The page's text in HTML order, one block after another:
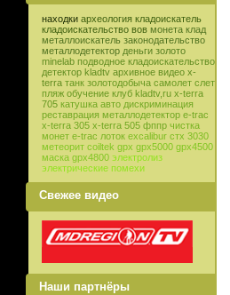
находки археология кладоискатель
кладоискательство вов монета клад
металлоискатель законодательство
металлодетектор деньги золото
minelab подводное кладоискательство
детектор kladtv архивное видео x-
terra танк золотодобыча самолет слет
пляж обучение клуб kladtv,ru x-terra
705 катушка авто дискриминация
реставрация металлодетектор e-trac
x-terra 305 x-terra 505 фппр чистка
монет e-trac лоток excalibur стх 3030
метеорит coiltek gpx gpx5000 gpx4500
маска gpx4800 электролиз
электрические помехи
Свежее видео
Наши партнёры